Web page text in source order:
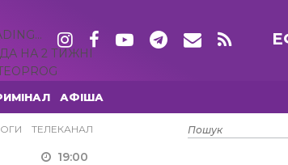
НА 2 ТИЖНІ
АФІША
ТЕЛЕКАНАЛ
15 ТРАВНЯ
19:00